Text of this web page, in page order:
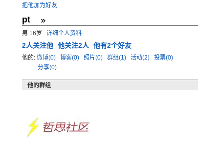
把他加为好友
pt
男 16岁 详细个人资料
2人关注他 他关注2人 他有2个好友
他的: 微博(0) 博客(0) 照片(0) 群组(1) 活动(2)
投票(0)
分享(0)
他的群组